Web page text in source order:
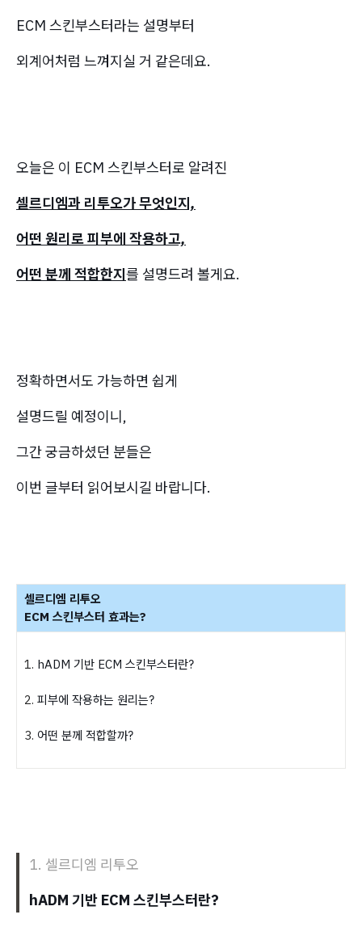
ECM 스킨부스터라는 설명부터
외계어처럼 느껴지실 거 같은데요.
오늘은 이 ECM 스킨부스터로 알려진
셀르디엠과 리투오가 무엇인지,
어떤 원리로 피부에 작용하고,
어떤 분께 적합한지를 설명드려 볼게요.
정확하면서도 가능하면 쉽게
설명드릴 예정이니,
그간 궁금하셨던 분들은
이번 글부터 읽어보시길 바랍니다.
셀르디엠 리투오
ECM 스킨부스터 효과는?
1. hADM 기반 ECM 스킨부스터란?
2. 피부에 작용하는 원리는?
3. 어떤 분께 적합할까?
1. 셀르디엠 리투오
hADM 기반 ECM 스킨부스터란?